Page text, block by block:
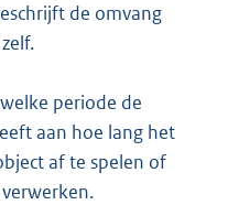
de omvang
periode de
aan hoe lang het
af te spelen of